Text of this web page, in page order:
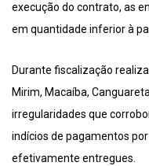
execução do contrato, as
em quantidade inferior à
Durante fiscalização
Mirim, Macaíba,
irregularidades que
indícios de pagamentos
efetivamente entregues.